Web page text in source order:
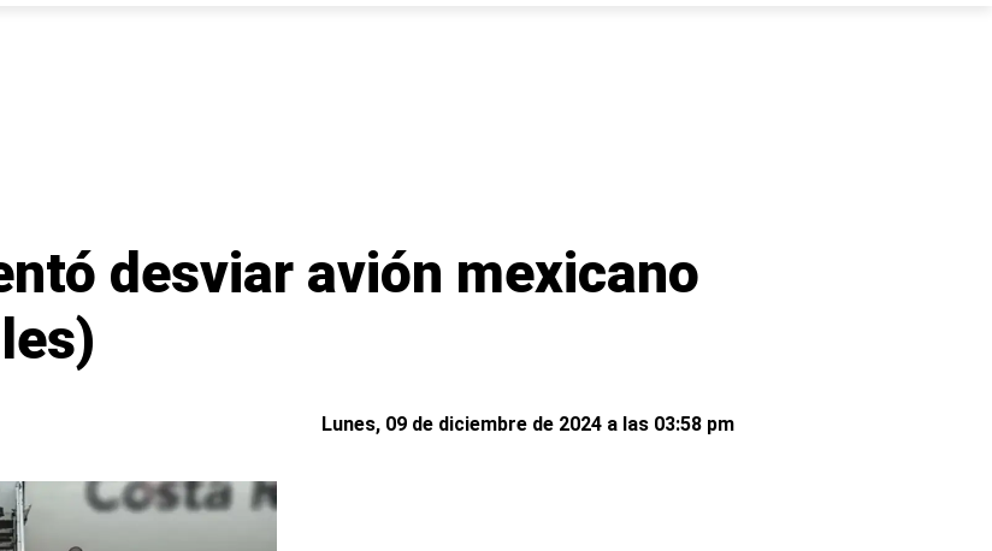
desviar avión mexicano
Lunes, 09 de diciembre de 2024 a las 03:58 pm